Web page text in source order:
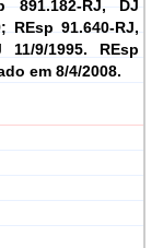
891.182-RJ, DJ
REsp 91.640-RJ,
11/9/1995. REsp
em 8/4/2008.